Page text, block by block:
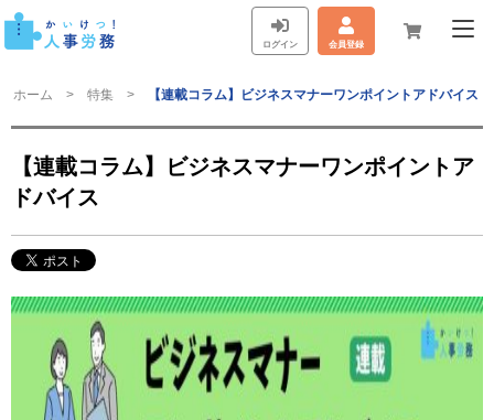
ログイン 会員登録
ホーム 特集 【連載コラム】ビジネスマナーワンポイントアドバイス
【連載コラム】ビジネスマナーワンポイントア
ドバイス